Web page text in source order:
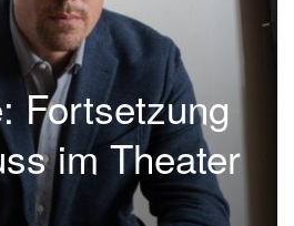
Fortsetzung
im Theater